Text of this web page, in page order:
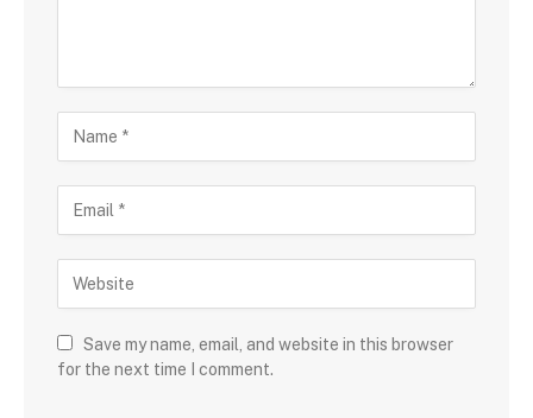
Save my name, email, and website in this browser
for the next time I comment.